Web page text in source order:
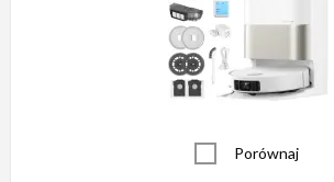
Porównaj